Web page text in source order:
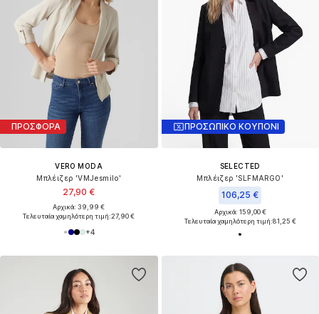
ΠΡΟΣΦΟΡΑ
VERO MODA
Μπλέιζερ 'VMJesmilo'
27,90 €
Αρχικά: 39,99 €
Τελευταία χαμηλότερη τιμή:27,90 €
+4
ΠΡΟΣΩΠΙΚΟ ΚΟΥΠΟΝΙ
SELECTED
Μπλέιζερ 'SLFMARGO'
106,25 €
Αρχικά: 159,00 €
Τελευταία χαμηλότερη τιμή:81,25 €